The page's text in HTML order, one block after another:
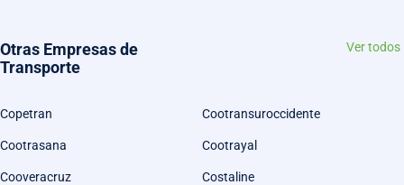
Otras Empresas de
Transporte
Ver todos
Copetran Cootransuroccidente
Cootrasana Cootrayal
Cooveracruz Costaline